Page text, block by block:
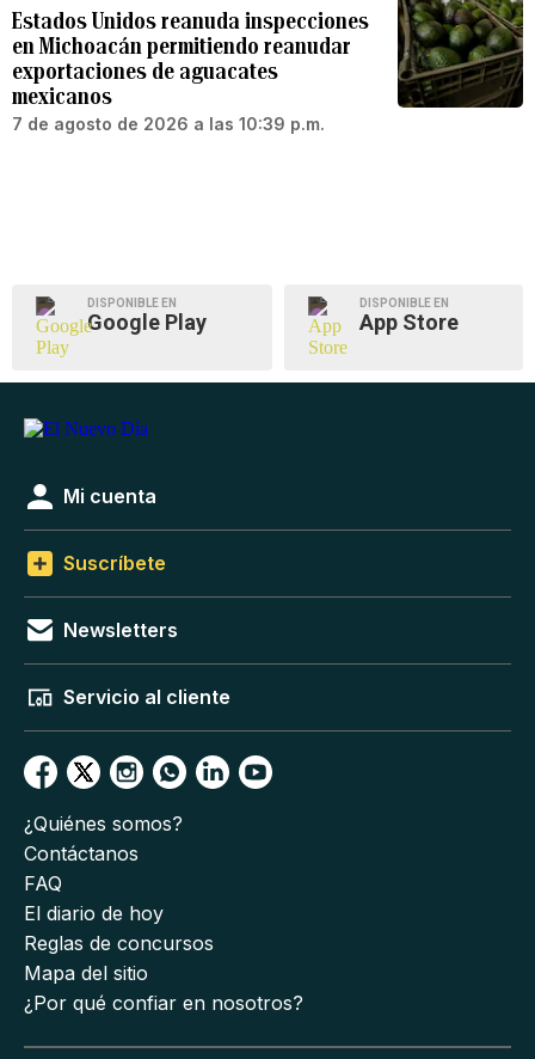
Estados Unidos reanuda inspecciones
en Michoacán permitiendo reanudar
exportaciones de aguacates
mexicanos
7 de agosto de 2026 a las 10:39 p.m.
DISPONIBLE EN
Google Play
DISPONIBLE EN
App Store
Mi cuenta
Suscríbete
Newsletters
Servicio al cliente
¿Quiénes somos?
Contáctanos
FAQ
El diario de hoy
Reglas de concursos
Mapa del sitio
¿Por qué confiar en nosotros?